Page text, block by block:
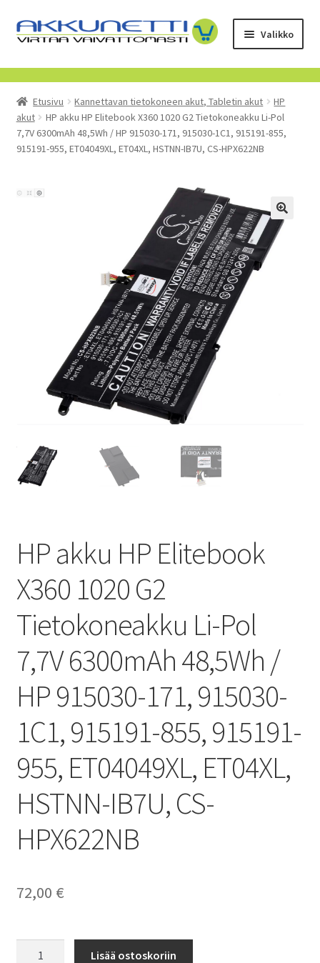
Siirry
navigointiin
Siirry
sisältöön
Valikko
Kauppa
Tietoa meistä
Yrityksille
Etusivu Kannettavan tietokoneen akut, Tabletin akut
HP
akut
HP akku HP Elitebook X360 1020 G2 Tietokoneakku Li-Pol
7,7V 6300mAh 48,5Wh / HP 915030-171, 915030-1C1, 915191-855,
915191-955, ET04049XL, ET04XL, HSTNN-IB7U, CS-HPX622NB
HP akku HP Elitebook
X360 1020 G2
Tietokoneakku Li-Pol
7,7V 6300mAh 48,5Wh /
HP 915030-171, 915030-
1C1, 915191-855, 915191-
955, ET04049XL, ET04XL,
HSTNN-IB7U, CS-
HPX622NB
72,00 €
Lisää ostoskoriin